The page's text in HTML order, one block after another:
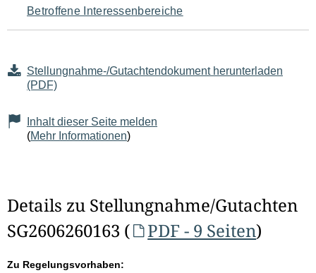
Seiteninhalt
Betroffene Interessenbereiche
Stellungnahme-/Gutachtendokument herunterladen
(PDF)
Inhalt dieser Seite melden
(Mehr Informationen)
Details zu Stellungnahme/Gutachten
SG2606260163 (
PDF - 9 Seiten)
Zu Regelungsvorhaben: